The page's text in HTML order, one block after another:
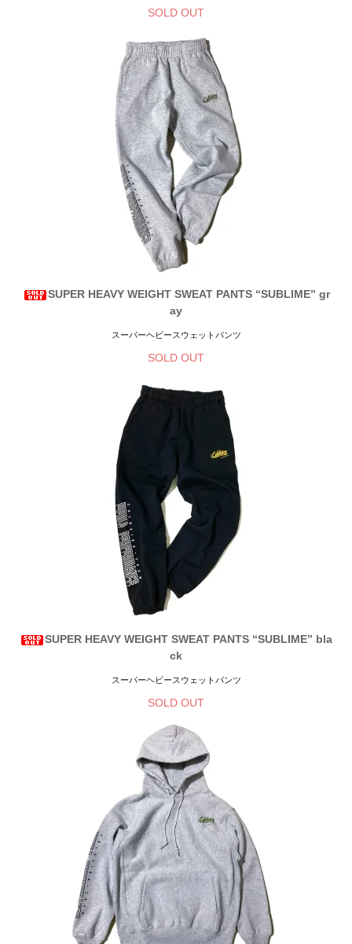
SOLD OUT
SUPER HEAVY WEIGHT SWEAT PANTS “SUBLIME” gr
ay
スーパーヘビースウェットパンツ
SOLD OUT
SUPER HEAVY WEIGHT SWEAT PANTS “SUBLIME” bla
ck
スーパーヘビースウェットパンツ
SOLD OUT